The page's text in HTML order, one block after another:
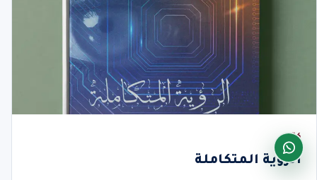
كتاب
الرؤية المتكاملة